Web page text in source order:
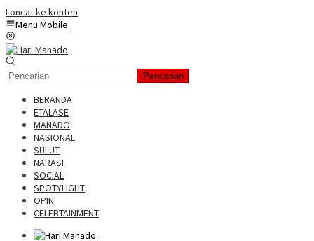
Loncat ke konten
Menu Mobile
Pencarian
BERANDA
ETALASE
MANADO
NASIONAL
SULUT
NARASI
SOCIAL
SPOTYLIGHT
OPINI
CELEBTAINMENT